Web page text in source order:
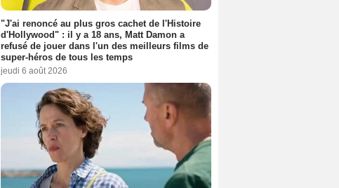
"J'ai renoncé au plus gros cachet de l'Histoire
d'Hollywood" : il y a 18 ans, Matt Damon a
refusé de jouer dans l'un des meilleurs films de
super-héros de tous les temps
jeudi 6 août 2026